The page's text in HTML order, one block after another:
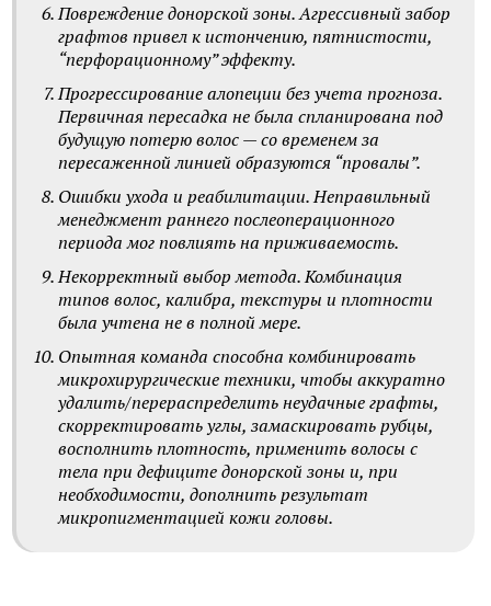
Повреждение донорской зоны. Агрессивный забор
графтов привел к истончению, пятнистости,
“перфорационному” эффекту.
Прогрессирование алопеции без учета прогноза.
Первичная пересадка не была спланирована под
будущую потерю волос — со временем за
пересаженной линией образуются “провалы”.
Ошибки ухода и реабилитации. Неправильный
менеджмент раннего послеоперационного
периода мог повлиять на приживаемость.
Некорректный выбор метода. Комбинация
типов волос, калибра, текстуры и плотности
была учтена не в полной мере.
Опытная команда способна комбинировать
микрохирургические техники, чтобы аккуратно
удалить/перераспределить неудачные графты,
скорректировать углы, замаскировать рубцы,
восполнить плотность, применить волосы с
тела при дефиците донорской зоны и, при
необходимости, дополнить результат
микропигментацией кожи головы.